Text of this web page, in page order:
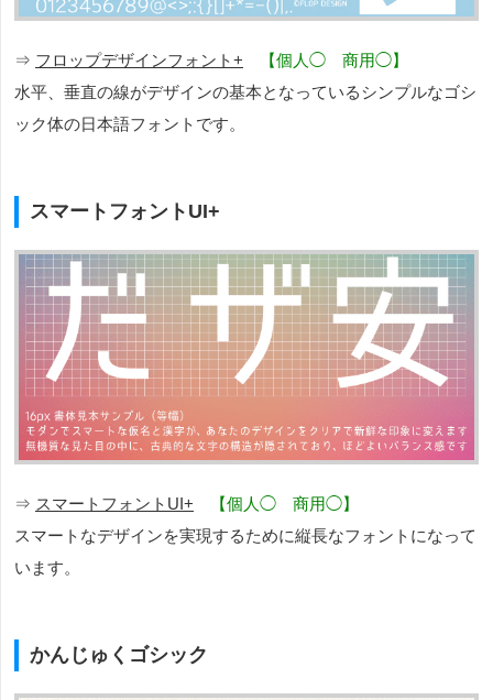
⇒ フロップデザインフォント+
【個人◯ 商用◯】
水平、垂直の線がデザインの基本となっているシンプルなゴシ
ック体の日本語フォントです。
スマートフォントUI+
⇒ スマートフォントUI+
【個人◯ 商用◯】
スマートなデザインを実現するために縦長なフォントになって
います。
かんじゅくゴシック